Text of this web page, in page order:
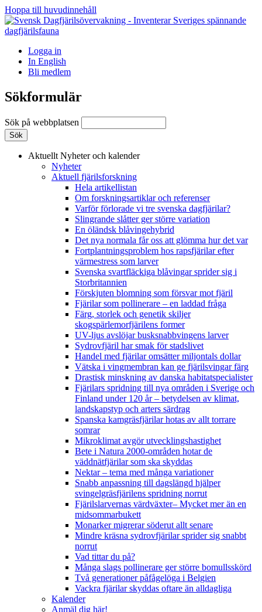
Hoppa till huvudinnehåll
Logga in
In English
Bli medlem
Sökformulär
Sök på webbplatsen
Aktuellt Nyheter och kalender
Nyheter
Aktuell fjärilsforskning
Hela artikellistan
Om forskningsartiklar och referenser
Varför förlorade vi tre svenska dagfjärilar?
Slingrande slåtter ger större variation
En öländsk blåvingehybrid
Det nya normala får oss att glömma hur det var
Fortplantningsproblem hos rapsfjärilar efter
värmestress som larver
Svenska svartfläckiga blåvingar sprider sig i
Storbritannien
Förskjuten blomning som försvar mot fjäril
Fjärilar som pollinerare – en laddad fråga
Färg, storlek och genetik skiljer
skogspärlemorfjärilens former
UV-ljus avslöjar busksnabbvingens larver
Sydrovfjäril har smak för stadslivet
Handel med fjärilar omsätter miljontals dollar
Vätska i vingmembran kan ge fjärilsvingar färg
Drastisk minskning av danska habitatspecialister
Fjärilars spridning till nya områden i Sverige och
Finland under 120 år– betydelsen av klimat,
landskapstyp och arters särdrag
Spanska kamgräsfjärilar hotas av allt torrare
somrar
Mikroklimat avgör utvecklingshastighet
Bete i Natura 2000-områden hotar de
väddnätfjärilar som ska skyddas
Nektar – tema med många variationer
Snabb anpassning till dagslängd hjälper
svingelgräsfjärilens spridning norrut
Fjärilslarvernas värdväxter– Mycket mer än en
midsommarbukett
Monarker migrerar söderut allt senare
Mindre kräsna sydrovfjärilar sprider sig snabbt
norrut
Vad tittar du på?
Många slags pollinerare ger större bomullsskörd
Två generationer påfågelöga i Belgien
Vackra fjärilar skyddas oftare än alldagliga
Kalender
Anmäl dig här!